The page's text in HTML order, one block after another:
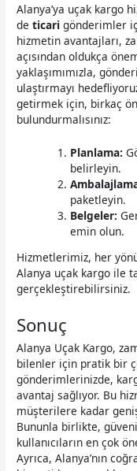
Alanya’ya uçak kargo
deticari gönderimler
hizmetin avantajları,
açısından oldukça
yaklaşımımızla,
ulaştırmayı
getirmek için, birkaç
bulundurmalısınız:
Planlama:
belirleyin.
paketleyin.
Belgeler:
emin olun.
Hizmetlerimiz, her
Alanya uçak kargo ile
gerçekleştirebilirsiniz.
Sonuç
Alanya Uçak Kargo,
bilenler için pratik bir
gönderimlerinizde,
avantaj sağlıyor. Bu
müşterilere kadar
Bununla birlikte,
kullanıcıların en çok
Ayrıca, Alanya’nın